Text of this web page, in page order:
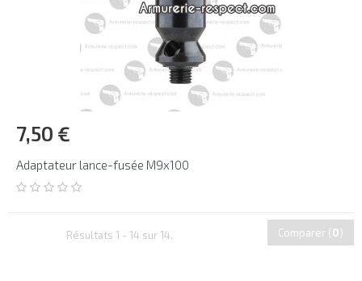
7,50 €
Adaptateur lance-fusée M9x100
Résultats 1 - 14 sur 14. Comparer (0)